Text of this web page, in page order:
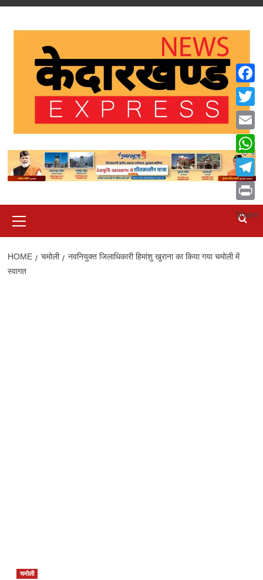
Skip
Menu
HOME चमोली
नवनियुक्त जिलाधिकारी हिमांशु खुराना का किया गया चमोली में
स्वागत
चमोली
Email
Print
Share